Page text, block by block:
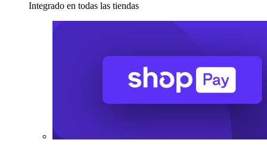
Integrado en todas las tiendas